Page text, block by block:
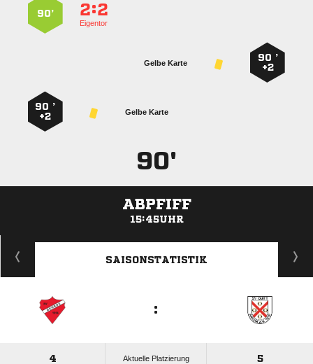
:
Eigentor
90’
90 ’
+2
Gelbe Karte
Gelbe Karte
90 ’
+2
90'
ABPFIFF
15:45UHR
ANZEIGE
SAISONSTATISTIK
:
4 Aktuelle Platzierung 5